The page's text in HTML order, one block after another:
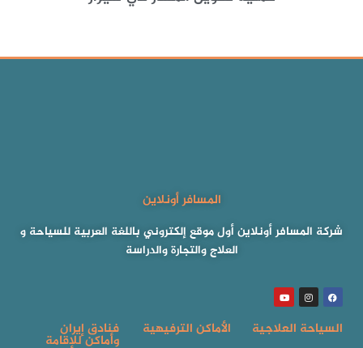
المسافر أونلاين
شركة المسافر أونلاين أول موقع إلكتروني باللغة العربية للسياحة و
العلاج والتجارة والدراسة
السياحة العلاجية الأماكن الترفيهية فنادق إيران
وأماكن للإقامة